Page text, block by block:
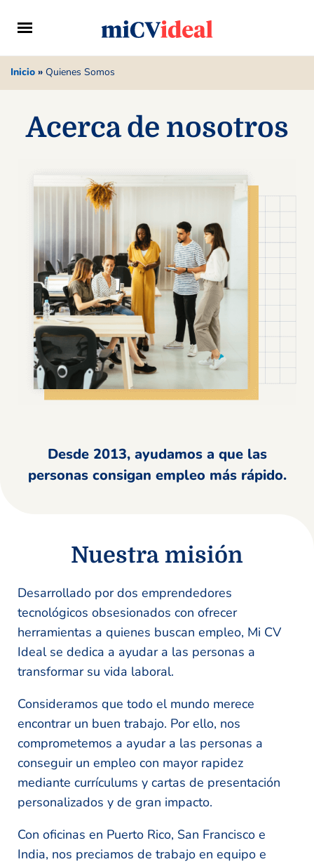
Inicio » Quienes Somos
Acerca de nosotros
Desde 2013, ayudamos a que las
personas consigan empleo más rápido.
Nuestra misión
Desarrollado por dos emprendedores
tecnológicos obsesionados con ofrecer
herramientas a quienes buscan empleo, Mi CV
Ideal se dedica a ayudar a las personas a
transformar su vida laboral.
Consideramos que todo el mundo merece
encontrar un buen trabajo. Por ello, nos
comprometemos a ayudar a las personas a
conseguir un empleo con mayor rapidez
mediante currículums y cartas de presentación
personalizados y de gran impacto.
Con oficinas en Puerto Rico, San Francisco e
India, nos preciamos de trabajo en equipo e